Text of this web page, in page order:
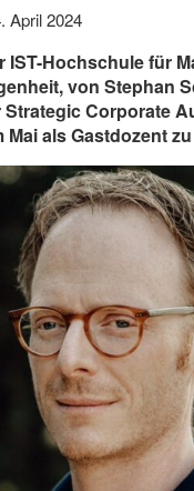
April 2024
IST-Hochschule für
von Stephan
Corporate
Mai als Gastdozent